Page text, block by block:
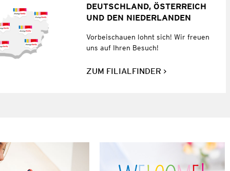
DEUTSCHLAND, ÖSTERREICH
UND DEN NIEDERLANDEN
Vorbeischauen lohnt sich! Wir freuen
uns auf Ihren Besuch!
ZUM FILIALFINDER